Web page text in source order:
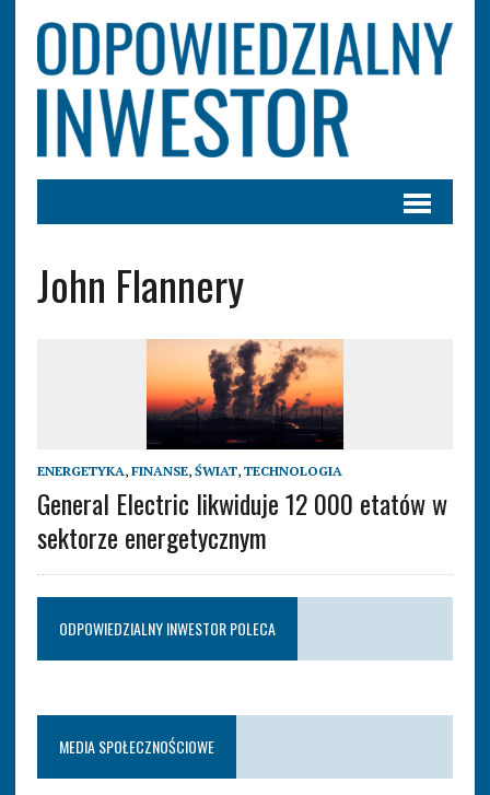
John Flannery
ENERGETYKA, FINANSE, ŚWIAT, TECHNOLOGIA
General Electric likwiduje 12 000 etatów w
sektorze energetycznym
ODPOWIEDZIALNY INWESTOR POLECA
MEDIA SPOŁECZNOŚCIOWE